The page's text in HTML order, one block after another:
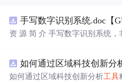
手写数字识别系统.doc【
资 源 简 介 手写数字识别系统
带有直观的图形用户界面（GUI
需要将手写数字输入系统，它
如何通过区域科技创新分
如何通过区域科技创新分析工具